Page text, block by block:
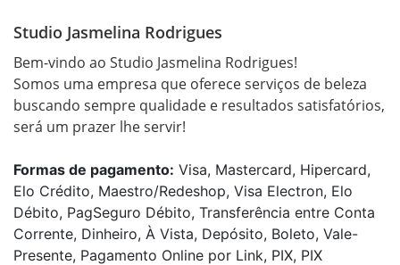
Studio Jasmelina Rodrigues
Bem-vindo ao Studio Jasmelina Rodrigues!
Somos uma empresa que oferece serviços de beleza
buscando sempre qualidade e resultados satisfatórios,
será um prazer lhe servir!
Formas de pagamento: Visa, Mastercard, Hipercard,
Elo Crédito, Maestro/Redeshop, Visa Electron, Elo
Débito, PagSeguro Débito, Transferência entre Conta
Corrente, Dinheiro, À Vista, Depósito, Boleto, Vale-
Presente, Pagamento Online por Link, PIX, PIX